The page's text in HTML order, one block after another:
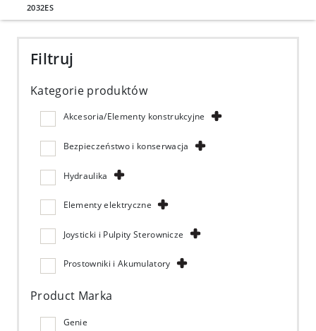
2032ES
Filtruj
Kategorie produktów
Akcesoria/Elementy konstrukcyjne
Bezpieczeństwo i konserwacja
Hydraulika
Elementy elektryczne
Joysticki i Pulpity Sterownicze
Prostowniki i Akumulatory
Product Marka
Genie